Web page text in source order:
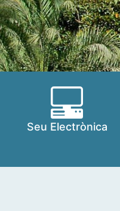
Seu Electrònica